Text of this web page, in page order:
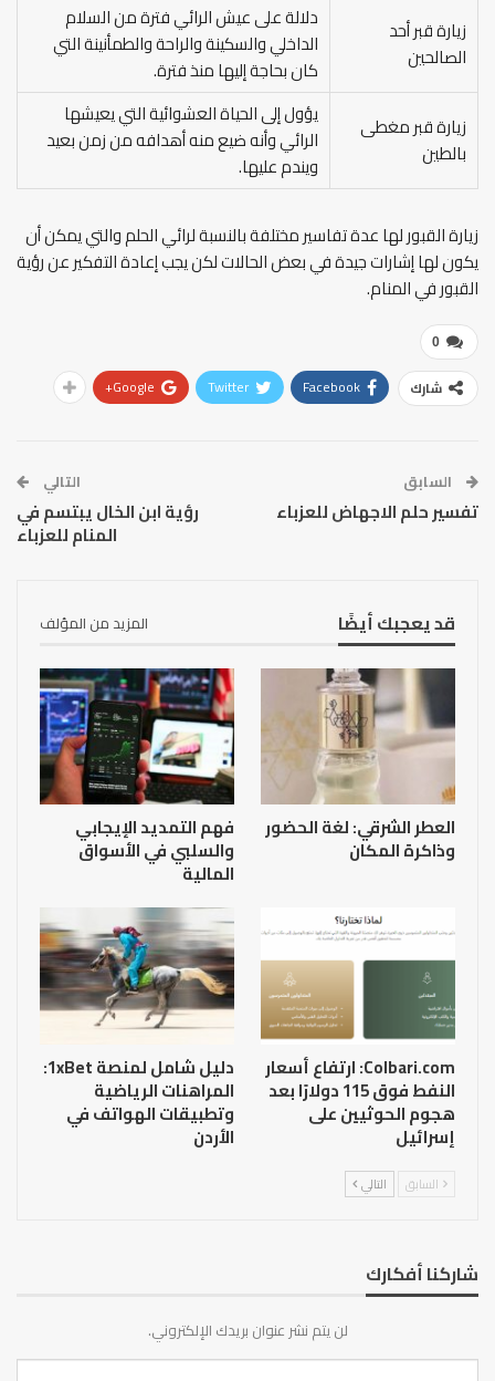
زيارة قبر أحد
الصالحين
دلالة على عيش الرائي فترة من السلام
الداخلي والسكينة والراحة والطمأنينة التي
كان بحاجة إليها منذ فترة.
زيارة قبر مغطى
بالطين
يؤول إلى الحياة العشوائية التي يعيشها
الرائي وأنه ضيع منه أهدافه من زمن بعيد
ويندم عليها.
زيارة القبور لها عدة تفاسير مختلفة بالنسبة لرائي الحلم والتي يمكن أن
يكون لها إشارات جيدة في بعض الحالات لكن يجب إعادة التفكير عن رؤية
القبور في المنام.
0
شارك Facebook
Twitter
Google+
السابق
تفسير حلم الاجهاض للعزباء
التالي
رؤية ابن الخال يبتسم في
المنام للعزباء
قد يعجبك أيضًا المزيد من المؤلف
العطر الشرقي: لغة الحضور
وذاكرة المكان
فهم التمديد الإيجابي
والسلبي في الأسواق
المالية
Colbari.com: ارتفاع أسعار
النفط فوق 115 دولارًا بعد
هجوم الحوثيين على
إسرائيل
دليل شامل لمنصة 1xBet:
المراهنات الرياضية
وتطبيقات الهواتف في
الأردن
السابق التالي
شاركنا أفكارك
لن يتم نشر عنوان بريدك الإلكتروني.